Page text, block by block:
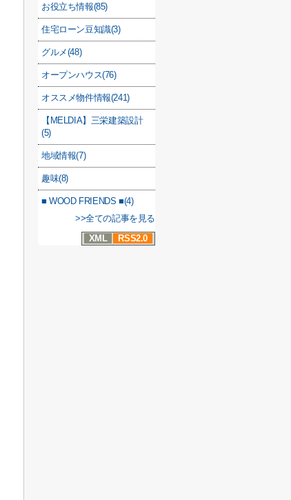
お役立ち情報(85)
住宅ローン豆知識(3)
グルメ(48)
オープンハウス(76)
オススメ物件情報(241)
【MELDIA】三栄建築設計
(5)
地域情報(7)
趣味(8)
■ WOOD FRIENDS ■(4)
>>全ての記事を見る
XML
RSS2.0